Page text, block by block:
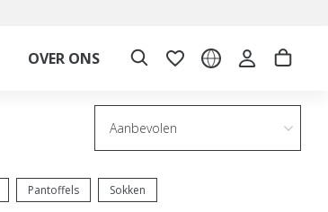
OVER ONS
Aanbevolen
Pantoffels Sokken